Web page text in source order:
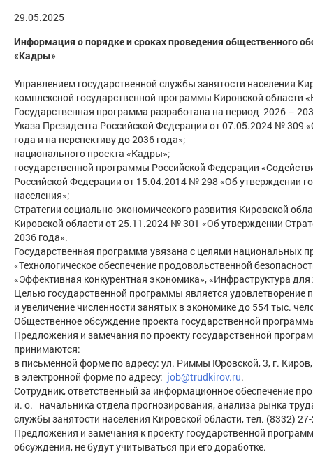
29.05.2025
Информация о порядке и сроках проведения общественного
«Кадры»
Управлением государственной службы занятости населения
комплексной государственной программы Кировской области
Государственная программа разработана на период 2026 –
Указа Президента Российской Федерации от 07.05.2024 № 309
года и на перспективу до 2036 года»;
национального проекта «Кадры»;
государственной программы Российской Федерации
Российской Федерации от 15.04.2014 № 298 «Об утверждении
населения»;
Стратегии социально-экономического развития Кировской
Кировской области от 25.11.2024 № 301 «Об утверждении
2036 года».
Государственная программа увязана с целями национальных
«Технологическое обеспечение продовольственной
«Эффективная конкурентная экономика», «Инфраструктура
Целью государственной программы является удовлетворение
и увеличение численности занятых в экономике до 554 тыс.
Общественное обсуждение проекта государственной
Предложения и замечания по проекту государственной
принимаются:
в письменной форме по адресу: ул. Риммы Юровской, 3, г.
в электронной форме по адресу: job@trudkirov.ru.
Сотрудник, ответственный за информационное обеспечение
и. о. начальника отдела прогнозирования, анализа рынка
службы занятости населения Кировской области, тел. (8332)
Предложения и замечания к проекту государственной
обсуждения, не будут учитываться при его доработке.